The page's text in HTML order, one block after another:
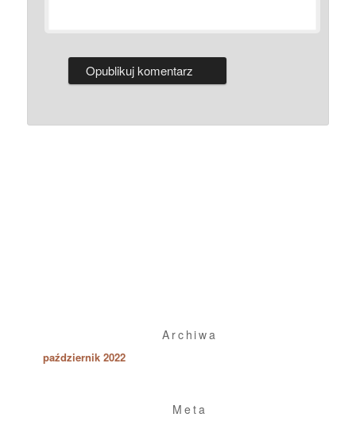
Archiwa
październik 2022
Meta